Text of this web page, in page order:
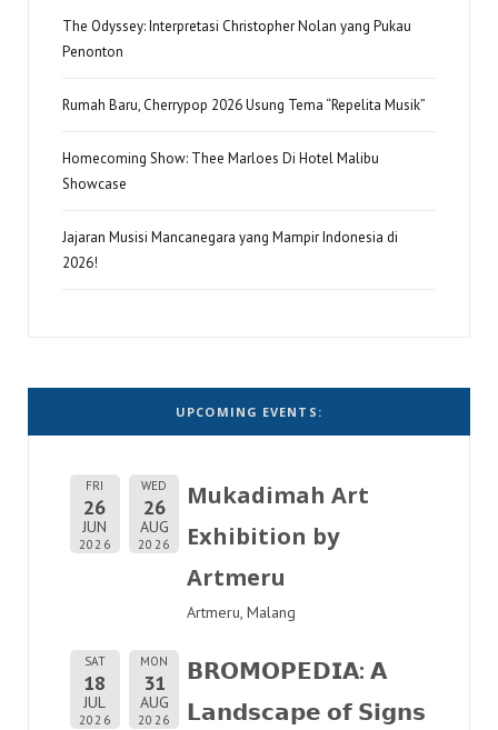
The Odyssey: Interpretasi Christopher Nolan yang Pukau
Penonton
Rumah Baru, Cherrypop 2026 Usung Tema “Repelita Musik”
Homecoming Show: Thee Marloes Di Hotel Malibu
Showcase
Jajaran Musisi Mancanegara yang Mampir Indonesia di
2026!
UPCOMING EVENTS:
FRI
26
JUN
2026
WED
26
AUG
2026
Mukadimah Art
Exhibition by
Artmeru
Artmeru, Malang
SAT
18
JUL
2026
MON
31
AUG
2026
𝗕𝗥𝗢𝗠𝗢𝗣𝗘𝗗𝗜𝗔: 𝗔
𝗟𝗮𝗻𝗱𝘀𝗰𝗮𝗽𝗲 𝗼𝗳 𝗦𝗶𝗴𝗻𝘀